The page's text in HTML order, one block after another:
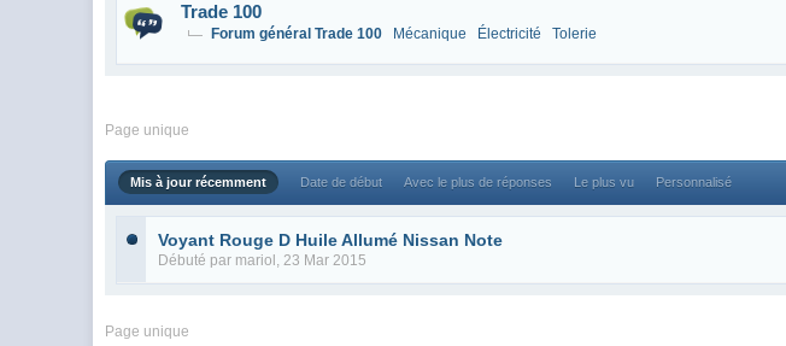
Trade 100
Forum général Trade 100 Mécanique Électricité Tolerie
Page unique
Mis à jour récemment Date de début Avec le plus de réponses Le plus vu Personnalisé
Voyant Rouge D Huile Allumé Nissan Note
Débuté par mariol , 23 Mar 2015
Page unique